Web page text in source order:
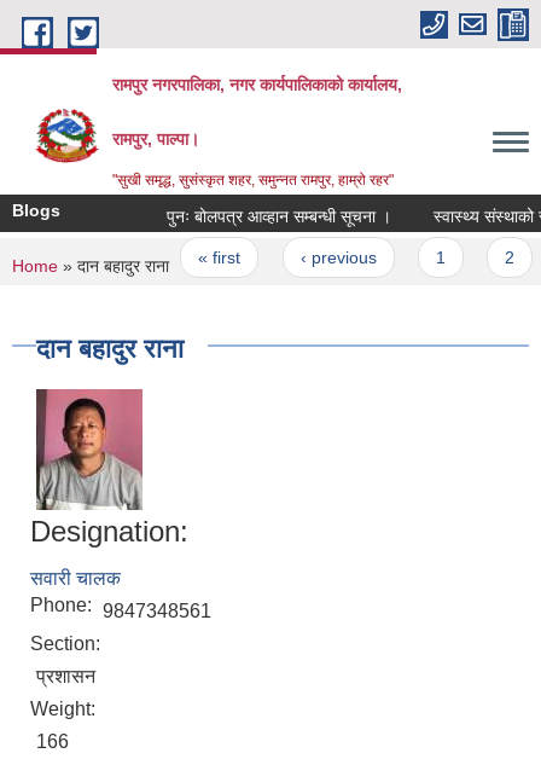
Skip to main content
रामपुर नगरपालिका, नगर कार्यपालिकाको कार्यालय,
रामपुर, पाल्पा।
"सुखी समृद्ध, सुसंस्कृत शहर, समुन्नत रामपुर, हाम्रो रहर"
Blogs पुनः बोलपत्र आव्हान सम्बन्धी सूचना । स्वास्थ्य संस्थाको
Pages
« first ‹ previous
You are here
Home » दान बहादुर राना
दान बहादुर राना
Designation:
सवारी चालक
Phone: 9847348561
Section:
प्रशासन
Weight:
166